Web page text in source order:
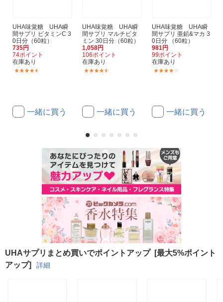
UHA味覚糖 UHA瞬
間サプリ ビタミンC 3
0日分（60粒）
735円
74ポイント
在庫あり
一緒に買う
UHA味覚糖 UHA瞬
間サプリ マルチビタ
ミン 30日分（60粒）
1,058円
106ポイント
在庫あり
一緒に買う
UHA味覚糖 UHA瞬
間サプリ 亜鉛&マカ 3
0日分 （60粒）
981円
99ポイント
在庫あり
一緒に買う
UHAサプリまとめ買いでポイントアップ [最大5%ポイント
アップ]
詳細